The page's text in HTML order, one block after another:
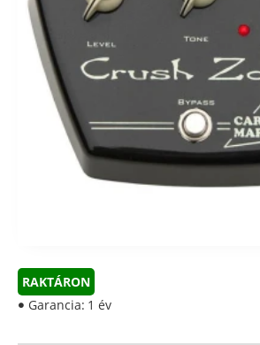
RAKTÁRON
Garancia: 1 év